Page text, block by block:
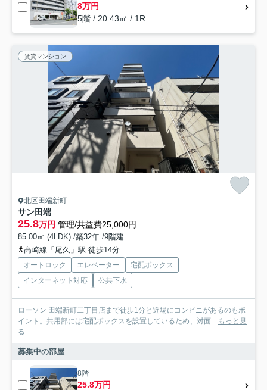
8万円
5階 / 20.43㎡ / 1R
賃貸マンション
北区田端新町
サン田端
25.8万円 管理/共益費25,000円
85.00㎡ (4LDK) /築32年 /9階建
高崎線「尾久」駅 徒歩14分
オートロック エレベーター
宅配ボックス
インターネット対応
公共下水
ローソン 田端新町二丁目店まで徒歩1分と近場にコンビニがあるのもポ
イント。共用部には宅配ボックスを設置しているため、対面...
もっと見
る
募集中の部屋
8階
25.8万円